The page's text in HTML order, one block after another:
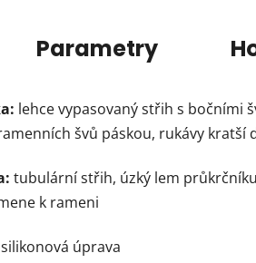
Parametry
lehce vypasovaný střih s bočními
švů páskou, rukávy kratší
tubulární střih, úzký lem
k rameni
úprava